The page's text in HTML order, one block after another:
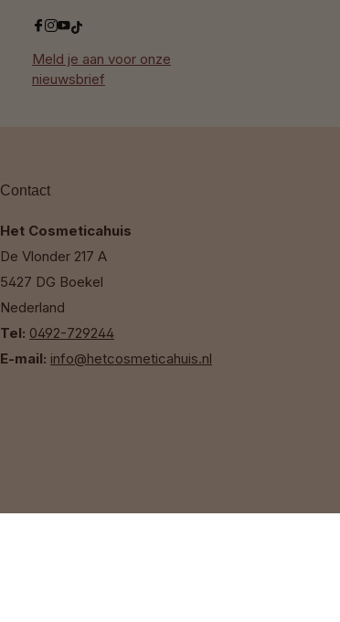
Meld je aan voor onze
nieuwsbrief
Contact
Het Cosmeticahuis
De Vlonder 217 A
5427 DG Boekel
Nederland
Tel: 0492-729244
E-mail: info@hetcosmeticahuis.nl